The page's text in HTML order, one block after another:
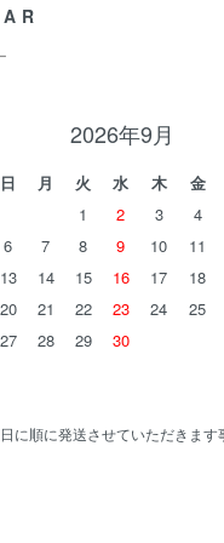
2026年9月
日 月 火 水 木 金
1
2 3 4
6
7 8 9 10 11
13
14 15 16 17 18
20
21 22 23 24 25
27
28 29 30
順に発送させていただきます